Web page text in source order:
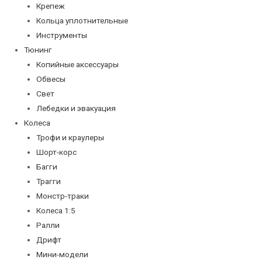
Крепеж
Кольца уплотнительные
Инструменты
Тюнинг
Копийные аксессуары
Обвесы
Свет
Лебедки и эвакуация
Колеса
Трофи и краулеры
Шорт-корс
Багги
Трагги
Монстр-траки
Колеса 1:5
Ралли
Дрифт
Мини-модели